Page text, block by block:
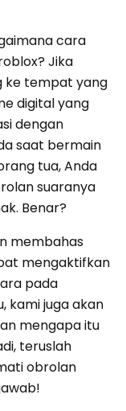
cara
Jika
ke tempat yang
digital yang
dengan
saat bermain
tua, Anda
suaranya
Benar?
membahas
mengaktifkan
pada
kami juga akan
mengapa itu
teruslah
obrolan